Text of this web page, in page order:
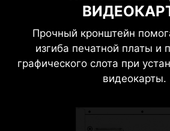
КРОНШТЕЙН
Прочный кронштейн
изгиба печатной платы и
графического слота при